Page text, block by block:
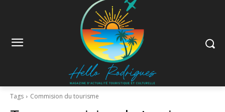
Tags Commision du tourisme